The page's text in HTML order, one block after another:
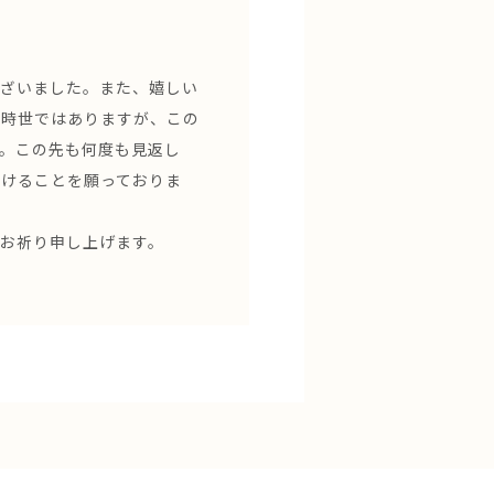
いました。また、嬉しい
世ではありますが、この
この先も何度も見返し
ることを願っておりま
り申し上げます。